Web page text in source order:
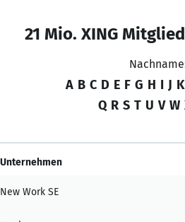
21 Mio. XING
A B C D E F G H I J K
Q R S T U V W
Unternehmen
New Work SE